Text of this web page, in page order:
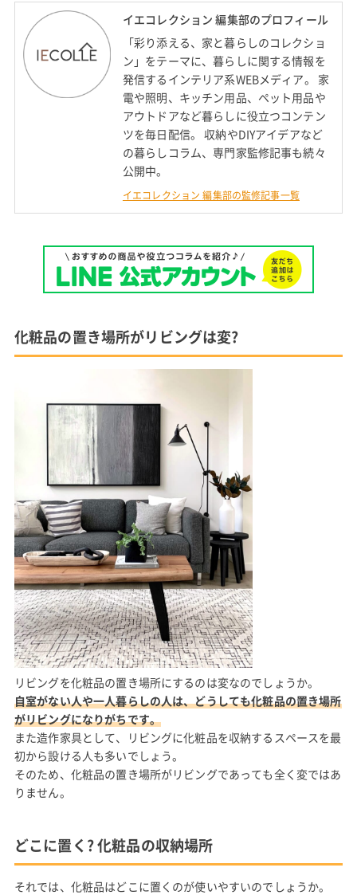
イエコレクション 編集部のプロフィール
「彩り添える、家と暮らしのコレクショ
ン」をテーマに、暮らしに関する情報を
発信するインテリア系WEBメディア。 家
電や照明、キッチン用品、ペット用品や
アウトドアなど暮らしに役立つコンテン
ツを毎日配信。 収納やDIYアイデアなど
の暮らしコラム、専門家監修記事も続々
公開中。
イエコレクション 編集部の監修記事一覧
化粧品の置き場所がリビングは変?
リビングを化粧品の置き場所にするのは変なのでしょうか。
自室がない人や一人暮らしの人は、どうしても化粧品の置き場所
がリビングになりがちです。
また造作家具として、リビングに化粧品を収納するスペースを最
初から設ける人も多いでしょう。
そのため、化粧品の置き場所がリビングであっても全く変ではあ
りません。
どこに置く? 化粧品の収納場所
それでは、化粧品はどこに置くのが使いやすいのでしょうか。